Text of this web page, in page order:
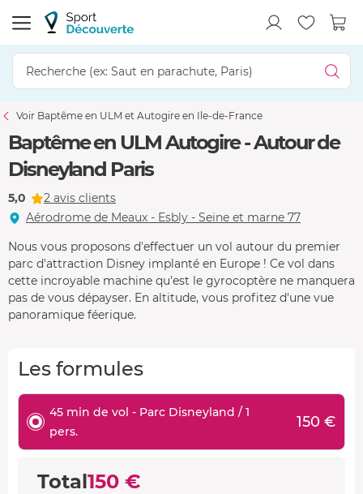
Voir Baptême en ULM et Autogire en Ile-de-France
Baptême en ULM Autogire - Autour de
Disneyland Paris
5,0
2 avis clients
Aérodrome de Meaux - Esbly - Seine et marne 77
Nous vous proposons d'effectuer un vol autour du premier
parc d'attraction Disney implanté en Europe ! Ce vol dans
cette incroyable machine qu'est le gyrocoptère ne manquera
pas de vous dépayser. En altitude, vous profitez d'une vue
panoramique féerique.
Les formules
45 min de vol - Parc Disneyland / 1
pers.
150 €
Total150 €